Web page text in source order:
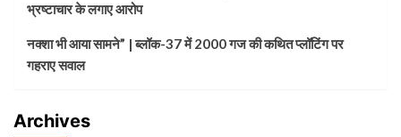
भ्रष्टाचार के लगाए आरोप
नक्शा भी आया सामने” | ब्लॉक-37 में 2000 गज की कथित प्लॉटिंग पर
गहराए सवाल
Archives